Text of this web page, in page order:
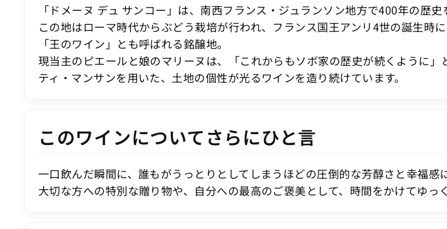
「ドメーヌ デュ サンコー」は、南西フランス・ジュランソン地方で400年の歴史
この地はローマ時代からぶどう栽培が行われ、フランス国王アンリ4世の誕生時
「王のワイン」とも呼ばれる銘醸地。
現当主のピエールと娘のマリーヌは、「これからもソボ家の歴史が続くように
ティ・マンサンを用いた、土地の個性が光るワインを造り続けています。
このワインについてさらにひと言
一口飲んだ瞬間に、誰もがうっとりとしてしまうほどの圧倒的な芳醇さと幸福感
大切な方への特別な贈り物や、自分への最高のご褒美として、時間をかけてゆっ